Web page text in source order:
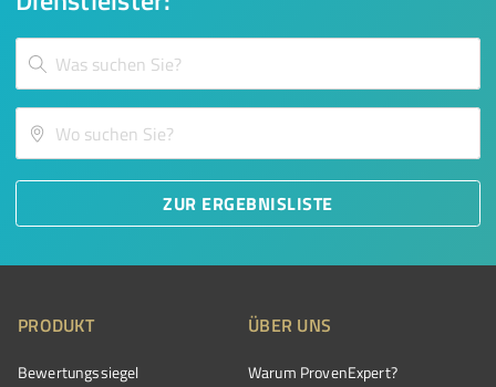
ZUR ERGEBNISLISTE
PRODUKT
Bewertungssiegel
ÜBER UNS
Warum ProvenExpert?